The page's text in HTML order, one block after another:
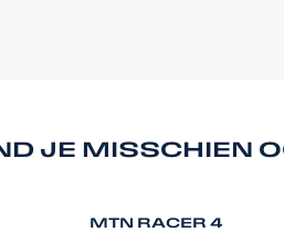
JE MISSCHIEN
MTN RACER 4